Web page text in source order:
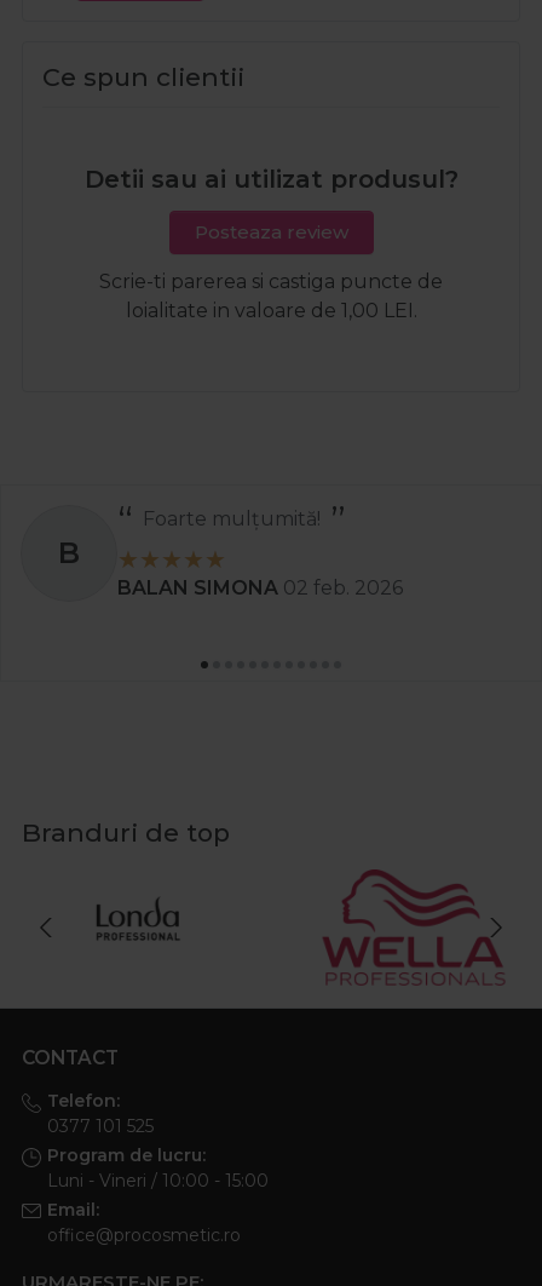
Ce spun clientii
Detii sau ai utilizat produsul?
Posteaza review
Scrie-ti parerea si castiga puncte de
loialitate in valoare de 1,00 LEI.
B
Foarte mulțumită!
BALAN SIMONA 02 feb. 2026
Branduri de top
CONTACT
Telefon:
0377 101 525
Program de lucru:
Luni - Vineri / 10:00 - 15:00
Email:
office@procosmetic.ro